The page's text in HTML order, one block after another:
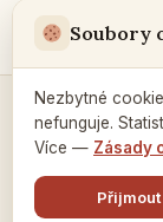
Soubory
Nezbytné
nefunguje.
Více — Zásady